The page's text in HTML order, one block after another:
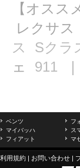
【オスス
レクサス
ス
Sクラ
ェ 911
ベンツ フ
マイバッハ
ス
フィアット
マ
利用規約 | お問い合わせ |